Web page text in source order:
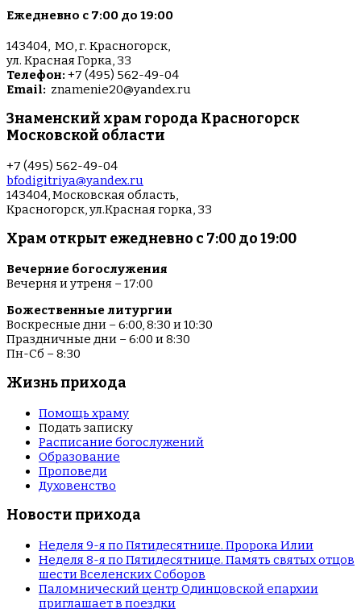
Ежедневно с 7:00 до 19:00
143404, МО, г. Красногорск,
ул. Красная Горка, 33
Телефон: +7 (495) 562-49-04
Email: znamenie20@yandex.ru
Знаменский храм города Красногорск
Московской области
+7 (495) 562-49-04
bfodigitriya@yandex.ru
143404, Московская область,
Красногорск, ул.Красная горка, 33
Храм открыт ежедневно с 7:00 до 19:00
Вечерние богослужения
Вечерня и утреня – 17:00
Божественные литургии
Воскресные дни – 6:00, 8:30 и 10:30
Праздничные дни – 6:00 и 8:30
Пн-Сб – 8:30
Жизнь прихода
Помощь храму
Подать записку
Расписание богослужений
Образование
Проповеди
Духовенство
Новости прихода
Неделя 9-я по Пятидесятнице. Пророка Илии
Неделя 8-я по Пятидесятнице. Память святых отцов
шести Вселенских Соборов
Паломнический центр Одинцовской епархии
приглашает в поездки